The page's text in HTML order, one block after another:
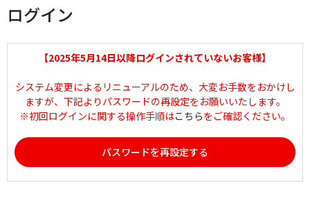
ログイン
【2025年5月14日以降ログインされていないお客様】
システム変更によるリニューアルのため、大変お手数をおかけし
ますが、下記よりパスワードの再設定をお願いいたします。
※初回ログインに関する操作手順はこちらをご確認ください。
パスワードを再設定する